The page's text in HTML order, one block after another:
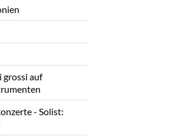
grossi auf
- Solist: